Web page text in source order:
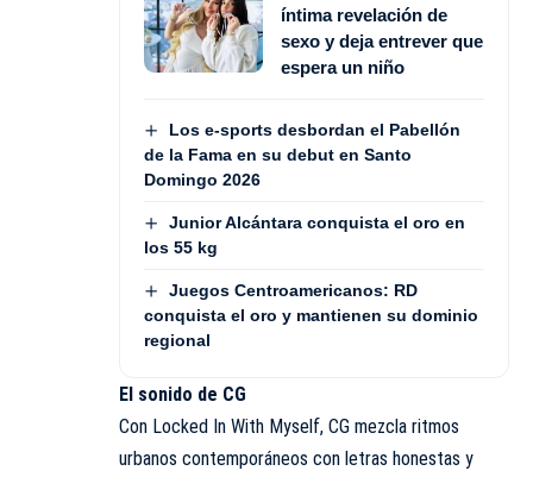
íntima revelación de
sexo y deja entrever que
espera un niño
Los e-sports desbordan el Pabellón
de la Fama en su debut en Santo
Domingo 2026
Junior Alcántara conquista el oro en
los 55 kg
Juegos Centroamericanos: RD
conquista el oro y mantienen su dominio
regional
El sonido de CG
Con Locked In With Myself, CG mezcla ritmos
urbanos contemporáneos con letras honestas y